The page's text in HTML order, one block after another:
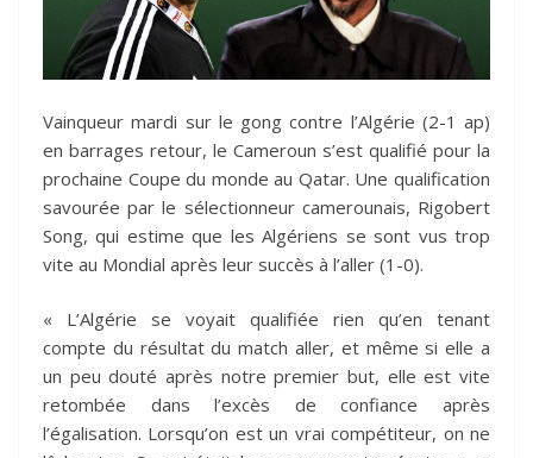
Vainqueur mardi sur le gong contre l’Algérie (2-1 ap)
en barrages retour, le Cameroun s’est qualifié pour la
prochaine Coupe du monde au Qatar. Une qualification
savourée par le sélectionneur camerounais, Rigobert
Song, qui estime que les Algériens se sont vus trop
vite au Mondial après leur succès à l’aller (1-0).
« L’Algérie se voyait qualifiée rien qu’en tenant
compte du résultat du match aller, et même si elle a
un peu douté après notre premier but, elle est vite
retombée dans l’excès de confiance après
l’égalisation. Lorsqu’on est un vrai compétiteur, on ne